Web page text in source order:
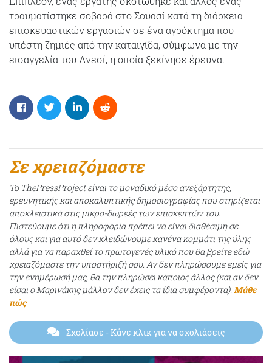
τραυματίστηκε σοβαρά στο Σουασί κατά τη διάρκεια
επισκευαστικών εργασιών σε ένα αγρόκτημα που
υπέστη ζημιές από την καταιγίδα, σύμφωνα με την
εισαγγελία του Ανεσί, η οποία ξεκίνησε έρευνα.
Σε χρειαζόμαστε
Το ThePressProject είναι το μοναδικό μέσο ανεξάρτητης,
ερευνητικής και αποκαλυπτικής δημοσιογραφίας που στηρίζεται
αποκλειστικά στις μικρο-δωρεές των επισκεπτών του.
Πιστεύουμε ότι η πληροφορία πρέπει να είναι διαθέσιμη σε
όλους και για αυτό δεν κλειδώνουμε κανένα κομμάτι της ύλης
αλλά για να παραχθεί το πρωτογενές υλικό που θα βρείτε εδώ
χρειαζόμαστε την υποστήριξή σου. Αν δεν πληρώσουμε εμείς για
την ενημέρωσή μας, θα την πληρώσει κάποιος άλλος (και αν δεν
είσαι ο Μαρινάκης μάλλον δεν έχεις τα ίδια συμφέροντα). Μάθε
πώς
Σχολίασε - Κάνε κλικ για να σχολιάσεις